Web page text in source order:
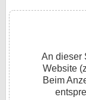
An dieser
Website
Beim